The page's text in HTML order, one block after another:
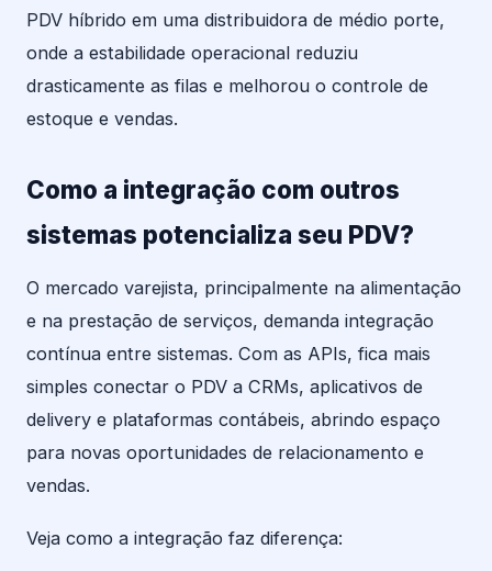
PDV híbrido em uma distribuidora de médio porte,
onde a estabilidade operacional reduziu
drasticamente as filas e melhorou o controle de
estoque e vendas.
Como a integração com outros
sistemas potencializa seu PDV?
O mercado varejista, principalmente na alimentação
e na prestação de serviços, demanda integração
contínua entre sistemas. Com as APIs, fica mais
simples conectar o PDV a CRMs, aplicativos de
delivery e plataformas contábeis, abrindo espaço
para novas oportunidades de relacionamento e
vendas.
Veja como a integração faz diferença: